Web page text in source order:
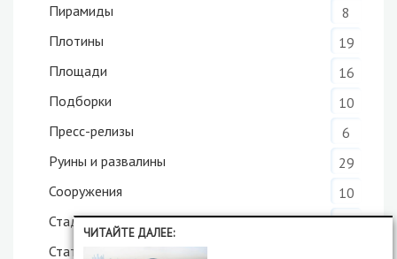
Пирамиды
8
Плотины
19
Площади
16
Подборки
10
Пресс-релизы
6
Руины и развалины
29
Сооружения
10
Стадионы
17
Статуи
ЧИТАЙТЕ ДАЛЕЕ: